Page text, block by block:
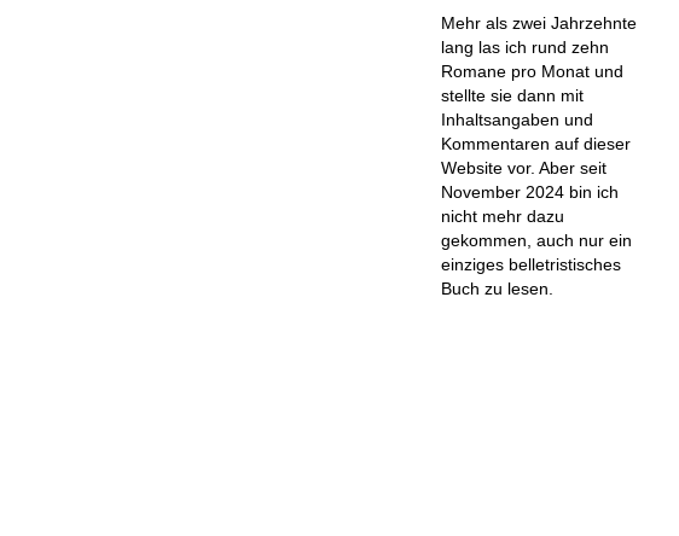
Mehr als zwei Jahrzehnte
lang las ich rund zehn
Romane pro Monat und
stellte sie dann mit
Inhaltsangaben und
Kommentaren auf dieser
Website vor. Aber seit
November 2024 bin ich
nicht mehr dazu
gekommen, auch nur ein
einziges belletristisches
Buch zu lesen.